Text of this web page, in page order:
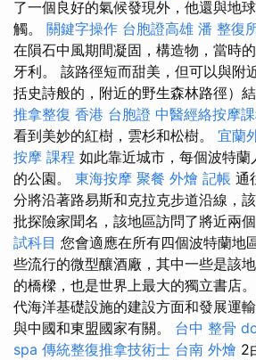
了一個良好的氣候發現外，他還與地
觸。 關鍵字操作 台胞證高雄 潘 整復
在隕石中風期間凝固，構造物，當時
牙利。 該路徑短而甜美，但可以與附
括史詩般的，附近的野生森林路徑）
推拿整復 香港 台胞證 中醫經絡按摩
看到美妙的紅樹，雲杉和松樹。 宜蘭
按摩 課程 如此靠近城市，每個波特
的公園。 東海按摩 聚餐 外燴 記帳 通
分將沿著路易斯和克拉克步道沿線，
批探險家聞名，該地區訪問了將近兩
試科目 您會適應在所有四個波特蘭地
些流行的微型釀酒廠，其中一些是該
的橋樑，也是世界上最大的獨立書店
代海洋基礎設施的建設方面和發展運
與中國和東盟國家有關。 台中 整骨
spa 傳統整復推拿技術士 台南 外燴 2